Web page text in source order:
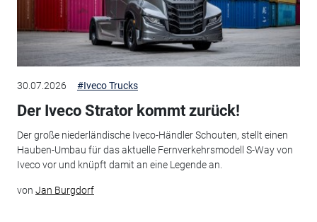
30.07.2026 #Iveco Trucks
Der Iveco Strator kommt zurück!
Der große niederländische Iveco-Händler Schouten, stellt einen
Hauben-Umbau für das aktuelle Fernverkehrsmodell S-Way von
Iveco vor und knüpft damit an eine Legende an.
von Jan Burgdorf